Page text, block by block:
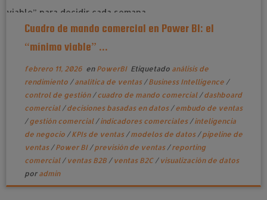
Cuadro de mando comercial en Power BI: el
“mínimo viable” ...
febrero 11, 2026en PowerBI Etiquetado análisis de
rendimiento /analítica de ventas /Business Intelligence /
control de gestión /cuadro de mando comercial /dashboard
comercial /decisiones basadas en datos /embudo de ventas
/gestión comercial /indicadores comerciales /inteligencia
de negocio /KPIs de ventas /modelos de datos /pipeline de
ventas /Power BI /previsión de ventas /reporting
comercial / ventas B2B / ventas B2C / visualización de datos
por admin